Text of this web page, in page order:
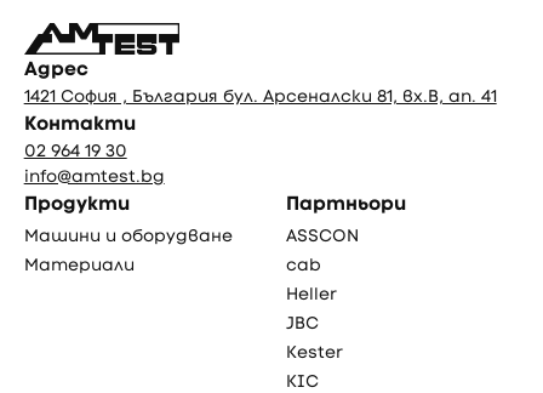
Адрес
1421 София , България бул. Арсеналски 81, вх.В, ап. 41
Контакти
02 964 19 30
info@amtest.bg
Продукти
Машини и оборудване
Материали
Партньори
ASSCON
cab
Heller
JBC
Kester
KIC